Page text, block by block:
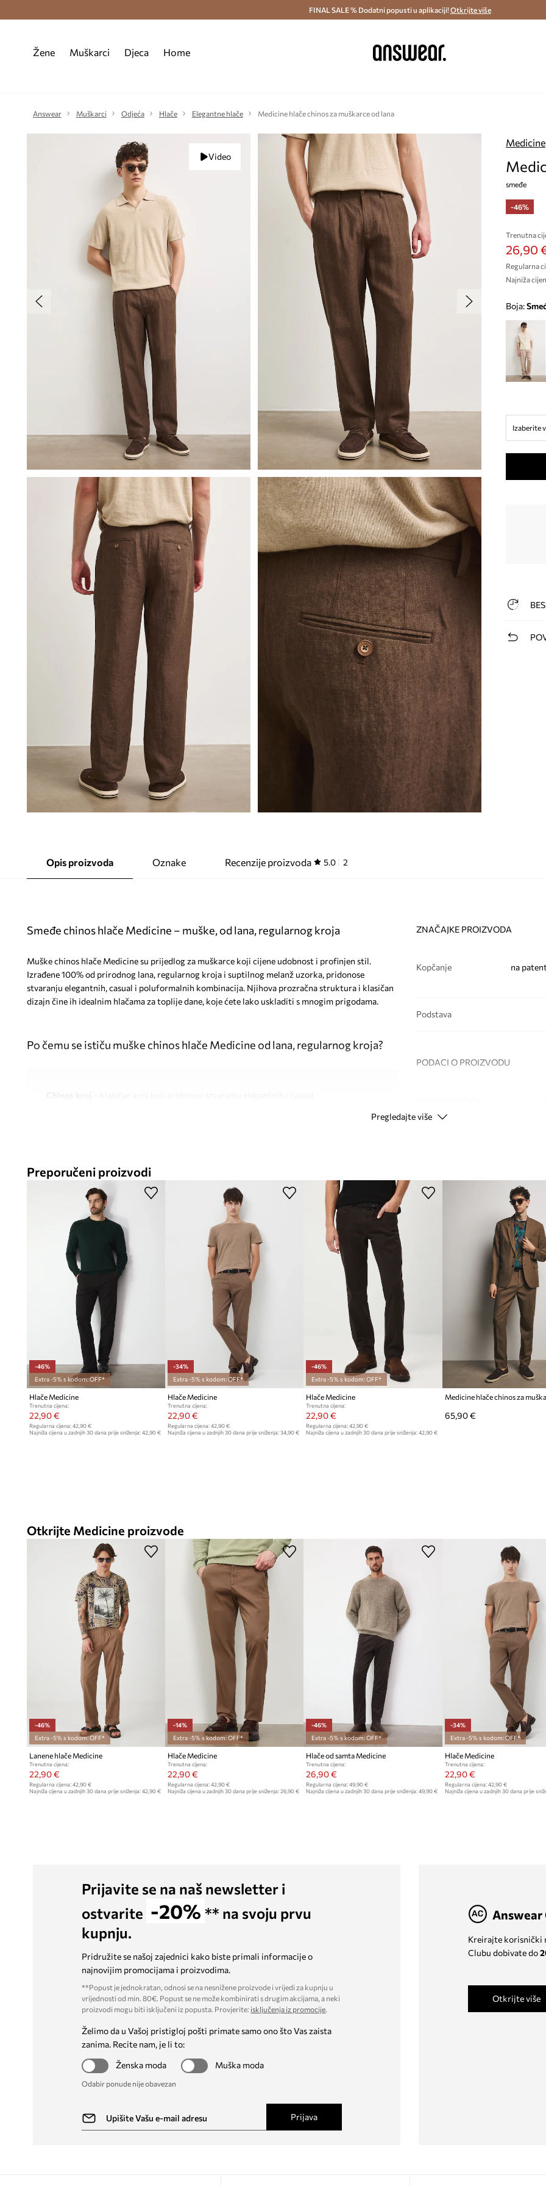
Besplatna dostava i povrat (od 70€) > Dostava u roku 48 sati >
FINAL SALE % Dodatni popusti u aplikaciji!Otkrijte više
Žene Muškarci Djeca Home
Answear Muškarci Odjeća Hlače Elegantne hlače Medicine hlače chinos za muškarce od lana
Video
Medicine
smeđe
-46%
Trenutna
26,90
Regularna
Najniža
Boja:
Izaberite
Opis proizvoda Oznake Recenzije proizvoda 5.0 2
Smeđe chinos hlače Medicine – muške, od lana, regularnog kroja
Muške chinos hlače Medicine su prijedlog za muškarce koji cijene udobnost i profinjen stil.
Izrađene 100% od prirodnog lana, regularnog kroja i suptilnog melanž uzorka, pridonose
stvaranju elegantnih, casual i poluformalnih kombinacija. Njihova prozračna struktura i klasičan
dizajn čine ih idealnim hlačama za toplije dane, koje ćete lako uskladiti s mnogim prigodama.
Po čemu se ističu muške chinos hlače Medicine od lana, regularnog kroja?
Standardni struk– optimalan položaj u struku, omogućuje udobno
prilagođavanje različitim siluetama
Ravne nogavice– univerzalan oblik koji se dobro kombinira s raznolikom obućom
100% lan
– prirodno vlakno izuzetne prozračnosti, pridonosi udobnosti u toplim
danima
Kopčanje na gumb i patentni zatvarač
– tradicionalno rješenje, omogućuje brzo i
sigurno prilagođavanje hlača
ZNAČAJKE PROIZVODA
Kopčanje
na
Podstava
PODACI O PROIZVODU
Proizvođač
Pregledajte više
Preporučeni proizvodi
-46%
Extra -5% s kodom: OFF*
Hlače Medicine
Trenutna cijena:
22,90 €
Regularna cijena: 42,90 €
Najniža cijena u zadnjih 30 dana prije sniženja: 42,90 €
-34%
Extra -5% s kodom: OFF*
Hlače Medicine
Trenutna cijena:
22,90 €
Regularna cijena:42,90 €
Najniža cijena u zadnjih 30 dana prije sniženja:34,90 €
-46%
Extra -5% s kodom: OFF*
Hlače Medicine
Trenutna cijena:
22,90 €
Regularna cijena: 42,90 €
Najniža cijena u zadnjih 30 dana prije sniženja: 42,90 €
65,90 €
Otkrijte Medicine proizvode
-46%
Extra -5% s kodom: OFF*
Lanene hlače Medicine
Trenutna cijena:
22,90 €
Regularna cijena: 42,90 €
Najniža cijena u zadnjih 30 dana prije sniženja: 42,90 €
-14%
Extra -5% s kodom: OFF*
Hlače Medicine
Trenutna cijena:
22,90 €
Regularna cijena:42,90 €
Najniža cijena u zadnjih 30 dana prije sniženja:26,90 €
-46%
Extra -5% s kodom: OFF*
Hlače od samta Medicine
Trenutna cijena:
26,90 €
Regularna cijena: 49,90 €
Najniža cijena u zadnjih 30 dana prije sniženja: 49,90 €
-34%
Extra -5% s kodom: OFF*
Hlače Medicine
Trenutna cijena:
22,90 €
Regularna cijena: 42,90 €
Najniža cijena u zadnjih 30 dana prije
Prijavite se na naš newsletter i
ostvarite -20% ** na svoju prvu
kupnju.
Pridružite se našoj zajednici kako biste primali informacije o
najnovijim promocijama i proizvodima.
**Popust je jednokratan, odnosi se na nesnižene proizvode i vrijedi za kupnju u
vrijednosti od min. 80€. Popust se ne može kombinirati s drugim akcijama, a neki
proizvodi mogu biti isključeni iz popusta. Provjerite: isključenja iz promocije
Želimo da u Vašoj pristigloj pošti primate samo ono što Vas zaista
zanima. Recite nam, je li to:
Ženska moda
Muška moda
Odabir ponude nije obavezan
Prijava
Answear
Kreirajte korisnički
Clubu dobivate do
Otkrijte više